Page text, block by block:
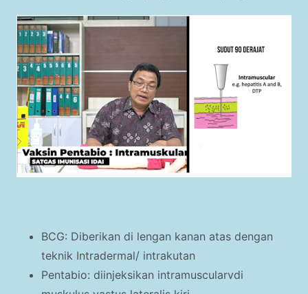
BCG: Diberikan di lengan kanan atas dengan
teknik Intradermal/ intrakutan
Pentabio: diinjeksikan intramuscularvdi